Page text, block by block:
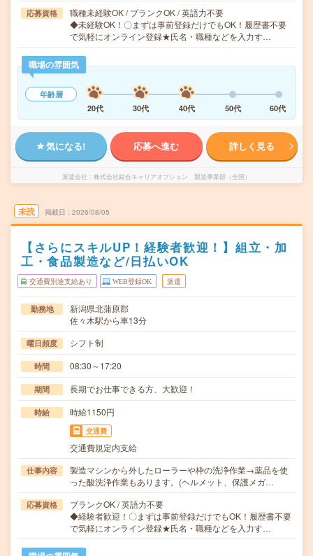
応募資格
職種未経験OK / ブランクOK / 英語力不要
◆未経験OK！〇まずは事前登録だけでもOK！履歴書不要
で気軽にオンライン登録★氏名・職種などを入力す…
職場の雰囲気
年齢層
20代
30代 40代 50代 60代
気になる! 応募へ進む 詳しく見る
派遣会社 株式会社綜合キャリアオプション 製造事業部（全国）
未読 掲載日 2026/08/05
【さらにスキルUP！経験者歓迎！】組立・加
工・食品製造など/日払いOK
交通費別途支給あり WEB登録OK 派遣
勤務地
新潟県北蒲原郡
佐々木駅から車13分
曜日頻度 シフト制
時間 08:30～17:20
期間 長期でお仕事できる方、大歓迎！
時給 時給1150円
交通費
交通費規定内支給
仕事内容
製造マシンから外したローラーや枠の洗浄作業→薬品を使
った酸洗浄作業もあります。(ヘルメット、保護メガ…
応募資格
ブランクOK / 英語力不要
◆経験者歓迎！〇まずは事前登録だけでもOK！履歴書不要
で気軽にオンライン登録★氏名・職種などを入力す…